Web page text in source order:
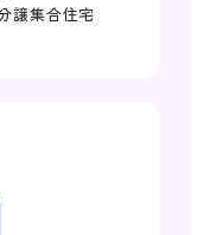
譲集合住宅